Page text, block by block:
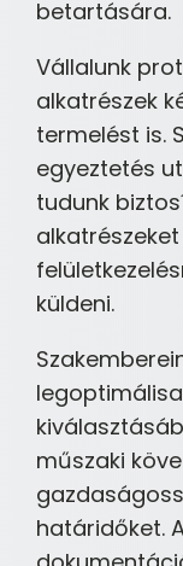
betartására.
Vállalunk
alkatrészek
termelést is.
egyeztetés
tudunk
küldeni.
műszaki
határidőket.